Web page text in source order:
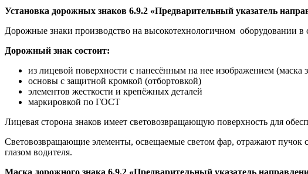
Установка дорожных знаков 6.9.2 «Предварительный указатель
Дорожные знаки производство на высокотехнологичном оборудовании в
Дорожный знак состоит:
из лицевой поверхности с нанесённым на нее изображением (маска
основы с защитной кромкой (отбортовкой)
элементов жесткости и крепёжных деталей
маркировкой по ГОСТ
Лицевая сторона знаков имеет световозвращающую поверхность для
Световозвращающие элементы, освещаемые светом фар, отражают пучок
глазом водителя.
Маска дорожного знака 6.9.2 «Предварительный указатель